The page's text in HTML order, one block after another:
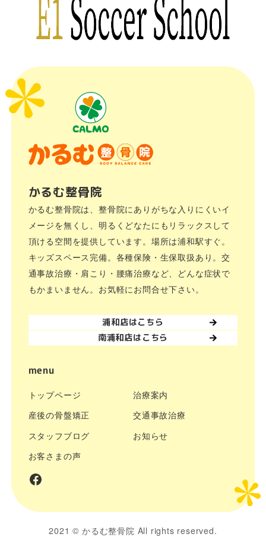
かるむ整骨院
かるむ整骨院は、整骨院にありがちな入りにくいイ
メージを無くし、明るくどなたにもリラックスして
頂ける空間を提供しています。場所は浦和駅すぐ。
キッズスペース完備。各種保険・生保取扱あり。交
通事故治療・肩こり・腰痛治療など、どんな症状で
もかまいません。お気軽にお問合せ下さい。
浦和店はこちら
南浦和店はこちら
menu
トップページ
産後の骨盤矯正
スタッフブログ
お客さまの声
facebook
治療案内
交通事故治療
お知らせ
2021 © かるむ整骨院 All rights reserved.